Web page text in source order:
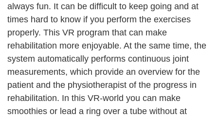
always fun. It can be difficult to keep going and at
times hard to know if you perform the exercises
properly. This VR program that can make
rehabilitation more enjoyable. At the same time, the
system automatically performs continuous joint
measurements, which provide an overview for the
patient and the physiotherapist of the progress in
rehabilitation. In this VR-world you can make
smoothies or lead a ring over a tube without at